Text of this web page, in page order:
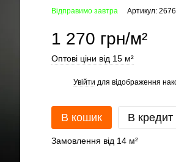
Відправимо завтра Артикул:
1 270 грн/м²
Оптові ціни від 15 м²
Увійти для відображення
В кошик В кредит
Замовлення від 14 м²